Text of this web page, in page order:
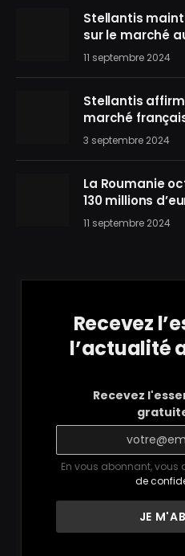
Stellantis
sur le marché
11 septembre 2024
Stellantis
marché
3 septembre 2024
La Roumanie
130 millions
11 septembre 2024
Recevez
l’actualité
Recevez
En vous abonnant, vous
de